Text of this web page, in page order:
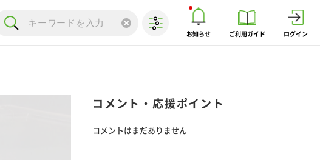
お知らせ ご利用ガイド ログイン
コメント・応援ポイント
コメントはまだありません